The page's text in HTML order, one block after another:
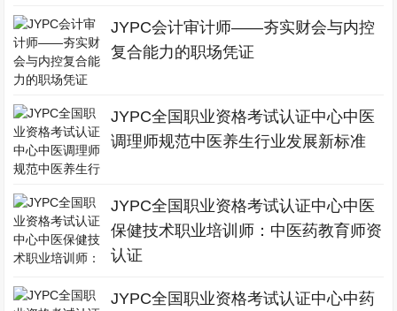
JYPC会计审计师——夯实财会与内控
复合能力的职场凭证
JYPC全国职业资格考试认证中心中医
调理师规范中医养生行业发展新标准
JYPC全国职业资格考试认证中心中医
保健技术职业培训师：中医药教育师资
认证
JYPC全国职业资格考试认证中心中药